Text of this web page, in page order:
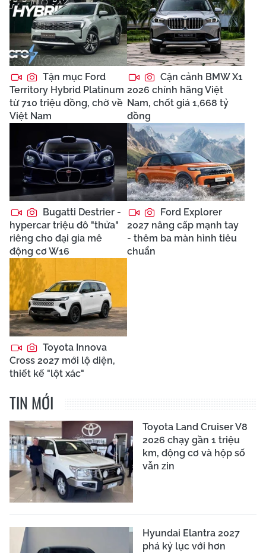
Tận mục Ford
Territory Hybrid Platinum
từ 710 triệu đồng, chờ về
Việt Nam
Cận cảnh BMW X1
2026 chính hãng Việt
Nam, chốt giá 1,668 tỷ
đồng
Bugatti Destrier -
hypercar triệu đô "thửa"
riêng cho đại gia mê
động cơ W16
Ford Explorer
2027 nâng cấp mạnh tay
- thêm ba màn hình tiêu
chuẩn
Toyota Innova
Cross 2027 mới lộ diện,
thiết kế "lột xác"
TIN MỚI
Toyota Land Cruiser V8
2026 chạy gần 1 triệu
km, động cơ và hộp số
vẫn zin
Hyundai Elantra 2027
phá kỷ lục với hơn